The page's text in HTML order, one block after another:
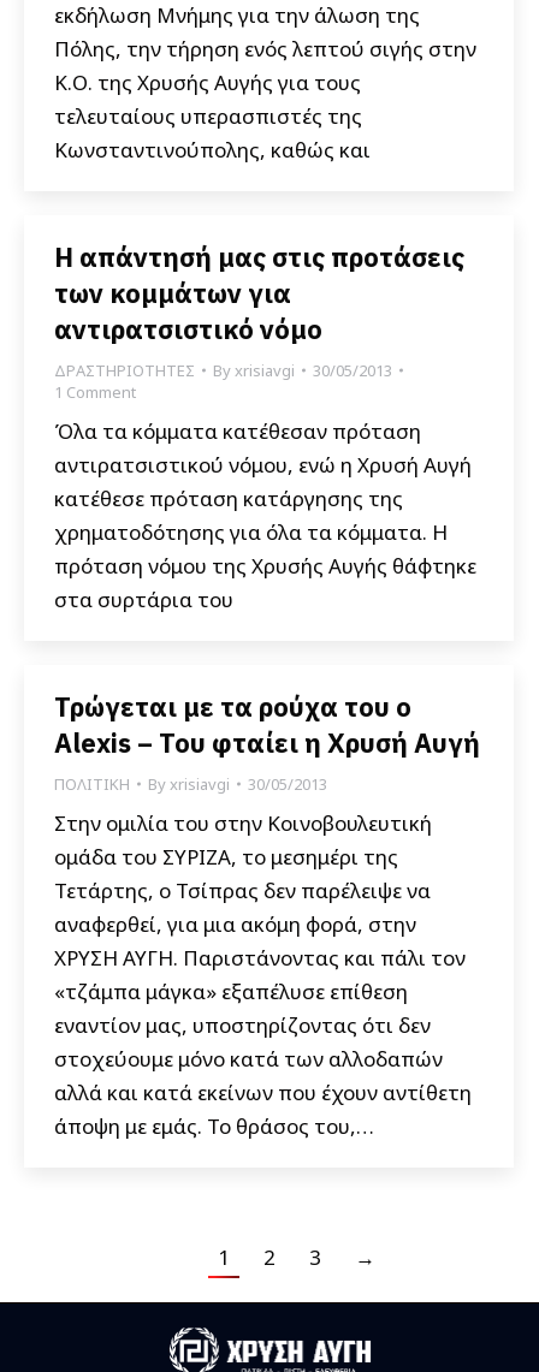
εκδήλωση Μνήμης για την άλωση της
Πόλης, την τήρηση ενός λεπτού σιγής στην
Κ.Ο. της Χρυσής Αυγής για τους
τελευταίους υπερασπιστές της
Κωνσταντινούπολης, καθώς και
Η απάντησή μας στις προτάσεις
των κομμάτων για
αντιρατσιστικό νόμο
ΔΡΑΣΤΗΡΙΟΤΗΤΕΣ Byxrisiavgi
30/05/2013
1 Comment
Όλα τα κόμματα κατέθεσαν πρόταση
αντιρατσιστικού νόμου, ενώ η Χρυσή Αυγή
κατέθεσε πρόταση κατάργησης της
χρηματοδότησης για όλα τα κόμματα. Η
πρόταση νόμου της Χρυσής Αυγής θάφτηκε
στα συρτάρια του
Τρώγεται με τα ρούχα του ο
Alexis – Του φταίει η Χρυσή Αυγή
ΠΟΛΙΤΙΚΗ Byxrisiavgi 30/05/2013
Στην ομιλία του στην Κοινοβουλευτική
ομάδα του ΣΥΡΙΖΑ, το μεσημέρι της
Τετάρτης, ο Τσίπρας δεν παρέλειψε να
αναφερθεί, για μια ακόμη φορά, στην
ΧΡΥΣΗ ΑΥΓΗ. Παριστάνοντας και πάλι τον
«τζάμπα μάγκα» εξαπέλυσε επίθεση
εναντίον μας, υποστηρίζοντας ότι δεν
στοχεύουμε μόνο κατά των αλλοδαπών
αλλά και κατά εκείνων που έχουν αντίθετη
άποψη με εμάς. Το θράσος του,…
1 2 3 →